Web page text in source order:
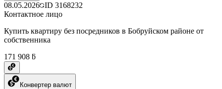
08.05.2026 ID 3168232
Контактное лицо
Купить квартиру без посредников в Бобруйском районе от
собственника
171 908 ƃ
Конвертер валют